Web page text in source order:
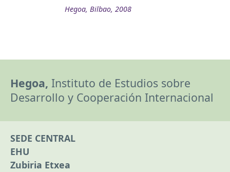
Hegoa, Bilbao, 2008
Hegoa, Instituto de Estudios sobre
Desarrollo y Cooperación Internacional
SEDE CENTRAL
EHU
Zubiria Etxea